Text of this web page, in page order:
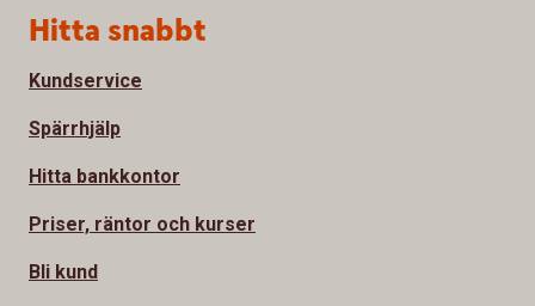
Sidfot
Hitta snabbt
Kundservice
Spärrhjälp
Hitta bankkontor
Priser, räntor och kurser
Bli kund